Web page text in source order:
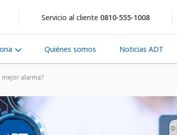
Servicio al cliente 0810-555-1008
Quiénes somos Noticias ADT
alarma?